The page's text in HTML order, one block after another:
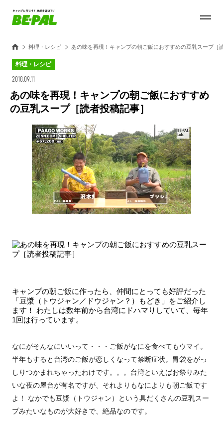
料理・レシピ あの味を再現！キャンプの朝ご飯におすすめの豆乳スープ［
料理・レシピ
2018.09.11
あの味を再現！キャンプの朝ご飯におすすめ
の豆乳スープ［読者投稿記事］
キャンプの朝ご飯に作ったら、仲間にとっても好評だった
「豆漿（トウジャン／ドウジャン？）もどき」をご紹介し
ます！ わたしは数年前から台湾にドハマりしていて、毎年
1回は行っています。
なにがそんなにいいって・・・ご飯がなにを食べてもウマイ。
半年もすると台湾のご飯が恋しくなって禁断症状。胃袋をがっ
しりつかまれちゃったわけです。。。台湾といえばお祭りみた
いな夜の屋台が有名ですが、それよりもなによりも朝ご飯です
よ！ なかでも豆漿（トウジャン）という具だくさんの豆乳スー
プみたいなものが大好きで、絶品なのです。